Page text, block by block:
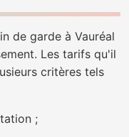
de garde à Vauréal
Les tarifs qu'il
critères tels
;